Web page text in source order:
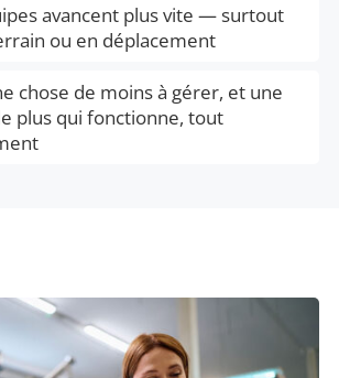
avancent plus vite — surtout
ou en déplacement
chose de moins à gérer, et une
plus qui fonctionne, tout